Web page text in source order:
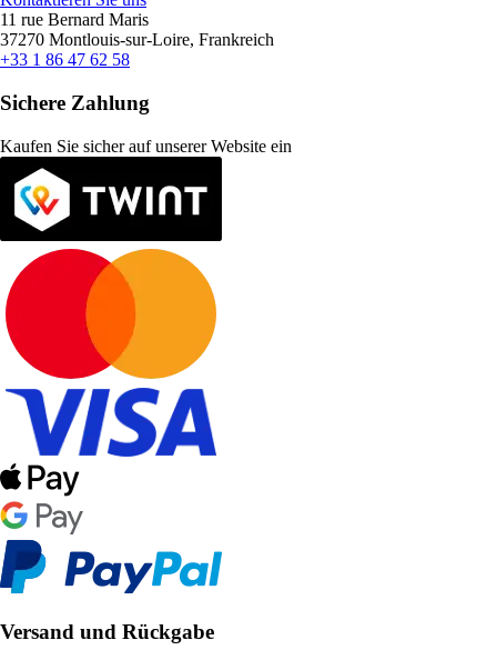
11 rue Bernard Maris
37270 Montlouis-sur-Loire, Frankreich
+33 1 86 47 62 58
Sichere Zahlung
Kaufen Sie sicher auf unserer Website ein
Versand und Rückgabe